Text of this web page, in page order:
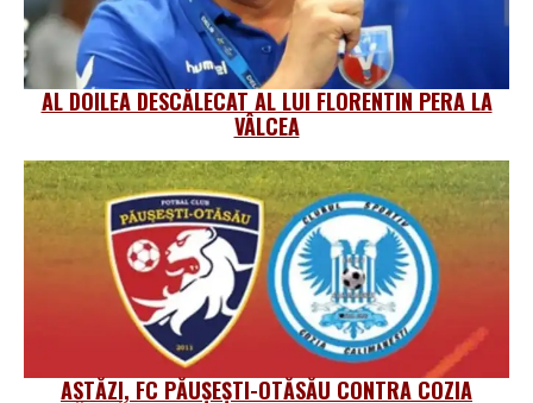
AL DOILEA DESCĂLECAT AL LUI FLORENTIN PERA LA
VÂLCEA
ASTĂZI, FC PĂUȘEȘTI-OTĂSĂU CONTRA COZIA